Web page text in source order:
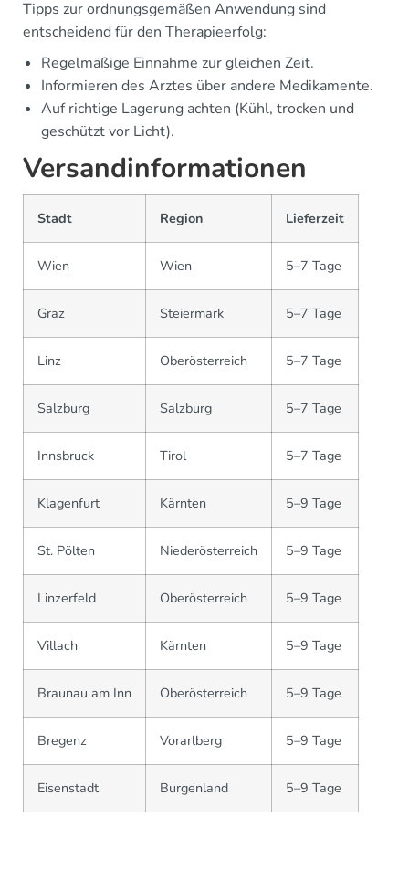
Tipps zur ordnungsgemäßen Anwendung sind
entscheidend für den Therapieerfolg:
Regelmäßige Einnahme zur gleichen Zeit.
Informieren des Arztes über andere Medikamente.
Auf richtige Lagerung achten (Kühl, trocken und
geschützt vor Licht).
Versandinformationen
Stadt Region Lieferzeit
Wien Wien 5–7 Tage
Graz Steiermark 5–7 Tage
Linz Oberösterreich 5–7 Tage
Salzburg Salzburg 5–7 Tage
Innsbruck Tirol 5–7 Tage
Klagenfurt Kärnten 5–9 Tage
St. Pölten Niederösterreich 5–9 Tage
Linzerfeld Oberösterreich 5–9 Tage
Villach Kärnten 5–9 Tage
Braunau am Inn Oberösterreich 5–9 Tage
Bregenz Vorarlberg 5–9 Tage
Eisenstadt Burgenland 5–9 Tage